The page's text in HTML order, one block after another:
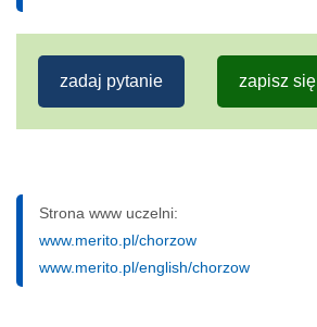
zadaj pytanie zapisz się
Strona www uczelni:
www.merito.pl/chorzow
www.merito.pl/english/chorzow